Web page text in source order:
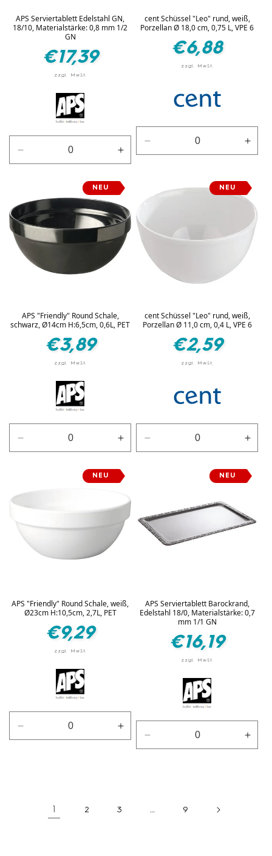
APS Serviertablett Edelstahl GN,
18/10, Materialstärke: 0,8 mm 1/2
GN
Normaler
Preis
€17,39
Verringere
die
Silber
Erhöhe
die
Menge
für
Silber
cent Schüssel "Leo" rund, weiß,
Porzellan Ø 18,0 cm, 0,75 L, VPE 6
Normaler
Preis
€6,88
Verringere
die
Weiß
die
für
Weiß
NEU
APS "Friendly" Round Schale,
schwarz, Ø14cm H:6,5cm, 0,6L, PET
Normaler
Preis
€3,89
Verringere
die
Schwarz
Erhöhe
die
Menge
für
NEU
cent Schüssel "Leo" rund, weiß,
Porzellan Ø 11,0 cm, 0,4 L, VPE 6
Normaler
Preis
€2,59
Verringere
die
die
für
NEU
APS "Friendly" Round Schale, weiß,
Ø23cm H:10,5cm, 2,7L, PET
Normaler
Preis
€9,29
Verringere
die
Erhöhe
die
NEU
APS Serviertablett Barockrand,
Edelstahl 18/0, Materialstärke: 0,7
mm 1/1 GN
Normaler
Preis
€16,19
Verringere
die
die
2 3 … 9